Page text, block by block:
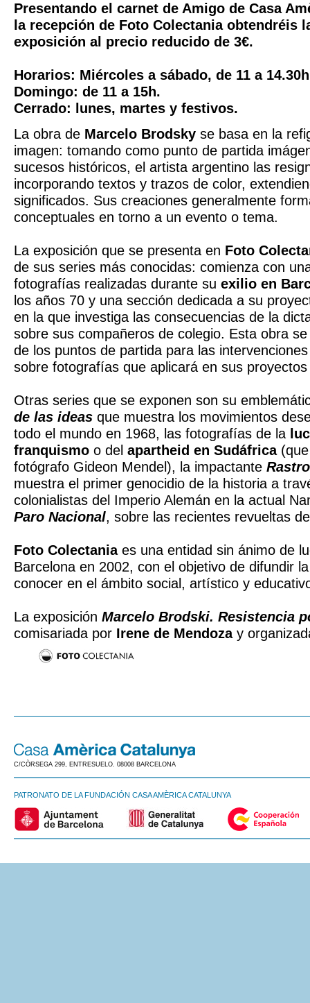
Presentando el carnet de Amigo de Casa
la recepción de Foto Colectania obtendréis
exposición al precio reducido de 3€.
Horarios: Miércoles a sábado, de 11 a
Domingo: de 11 a 15h.
Cerrado: lunes, martes y festivos.
La obra de Marcelo Brodsky se basa en la
imagen: tomando como punto de partida
sucesos históricos, el artista argentino las
incorporando textos y trazos de color,
significados. Sus creaciones generalmente
conceptuales en torno a un evento o tema.
La exposición que se presenta en Foto
de sus series más conocidas: comienza con
fotografías realizadas durante su exilio en
los años 70 y una sección dedicada a su
en la que investiga las consecuencias de la
sobre sus compañeros de colegio. Esta obra
de los puntos de partida para las
sobre fotografías que aplicará en sus
Otras series que se exponen son su
de las ideas que muestra los movimientos
todo el mundo en 1968, las fotografías de la
franquismo o del apartheid en Sudáfrica(que
fotógrafo Gideon Mendel), la impactante
muestra el primer genocidio de la historia a
colonialistas del Imperio Alemán en la actual
Paro Nacional, sobre las recientes revueltas
Foto Colectaniaes una entidad sin ánimo de
Barcelona en 2002, con el objetivo de difundir
conocer en el ámbito social, artístico y
La exposición Marcelo Brodski. Resistencia
comisariada por Irene de Mendozay
C/CÒRSEGA 299, ENTRESUELO. 08008 BARCELONA
PATRONATO DE LA FUNDACIÓN CASA AMÈRICA CATALUNYA